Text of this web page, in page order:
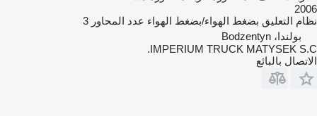
2006
نظام التعليق بضغط الهواء/بضغط الهواء عدد المحاور 3
بولندا، Bodzentyn
IMPERIUM TRUCK MATYSEK S.C.
الاتصال بالبائع